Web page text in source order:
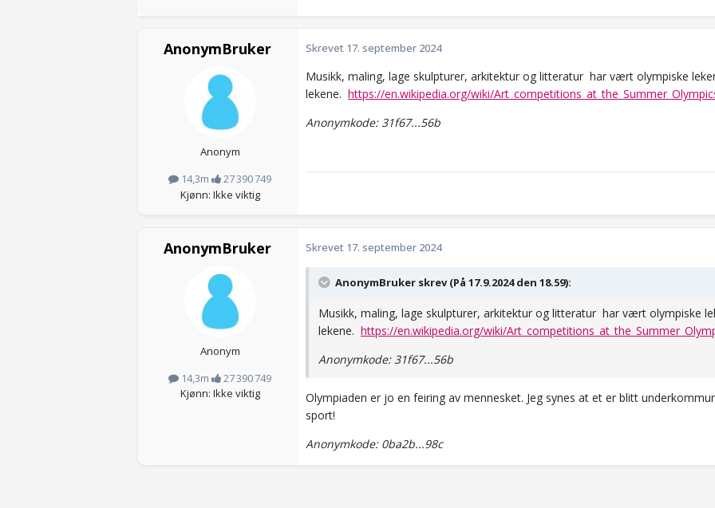
AnonymBruker
Anonym
14,3m
27 390 749
Kjønn: Ikke viktig
Skrevet 17. september 2024
Musikk, maling, lage skulpturer, arkitektur og litteratur har vært olympiske
lekene. https://en.wikipedia.org/wiki/
Anonymkode: 31f67...56b
AnonymBruker
Anonym
14,3m
27 390 749
Kjønn: Ikke viktig
Skrevet 17. september 2024
AnonymBruker skrev (På 17.9.2024 den 18.59):
Musikk, maling, lage skulpturer, arkitektur og litteratur har vært olympiske
lekene. https://en.wikipedia.org/wiki/
Anonymkode: 31f67...56b
Olympiaden er jo en feiring av mennesket. Jeg synes at et er blitt
sport!
Anonymkode: 0ba2b...98c